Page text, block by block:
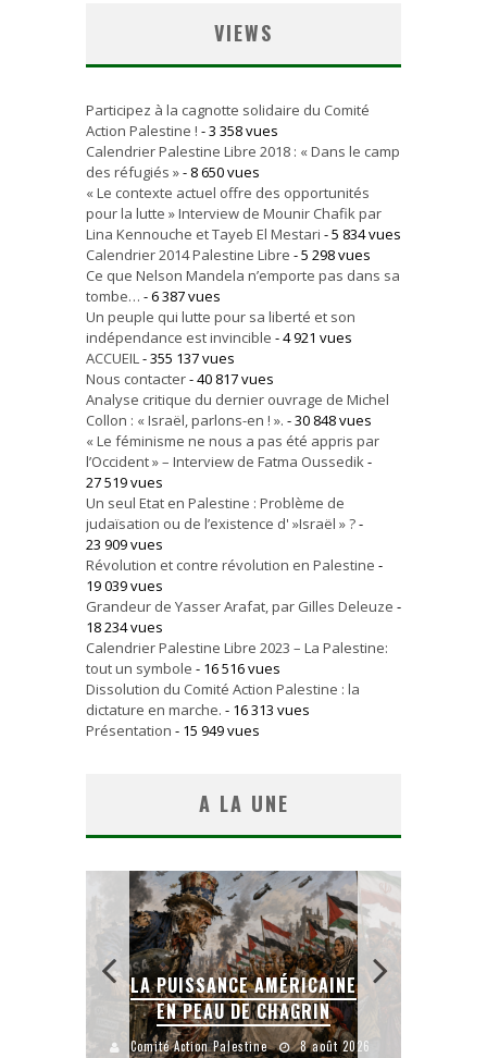
VIEWS
Participez à la cagnotte solidaire du Comité
Action Palestine ! - 3 358 vues
Calendrier Palestine Libre 2018 : « Dans le camp
des réfugiés »- 8 650 vues
« Le contexte actuel offre des opportunités
pour la lutte » Interview de Mounir Chafik par
Lina Kennouche et Tayeb El Mestari - 5 834 vues
Calendrier 2014 Palestine Libre - 5 298 vues
Ce que Nelson Mandela n’emporte pas dans sa
tombe… - 6 387 vues
Un peuple qui lutte pour sa liberté et son
indépendance est invincible - 4 921 vues
ACCUEIL - 355 137 vues
Nous contacter- 40 817 vues
Analyse critique du dernier ouvrage de Michel
Collon : « Israël, parlons-en ! ». - 30 848 vues
« Le féminisme ne nous a pas été appris par
l’Occident » – Interview de Fatma Oussedik -
27 519 vues
Un seul Etat en Palestine : Problème de
judaïsation ou de l’existence d' »Israël » ?-
23 909 vues
Révolution et contre révolution en Palestine -
19 039 vues
Grandeur de Yasser Arafat, par Gilles Deleuze -
18 234 vues
Calendrier Palestine Libre 2023 – La Palestine:
tout un symbole - 16 516 vues
Dissolution du Comité Action Palestine : la
dictature en marche. - 16 313 vues
Présentation - 15 949 vues
A LA UNE
LA BANALITÉ DU MAL
COLONIAL
Comité Action Palestine 1 août 2026